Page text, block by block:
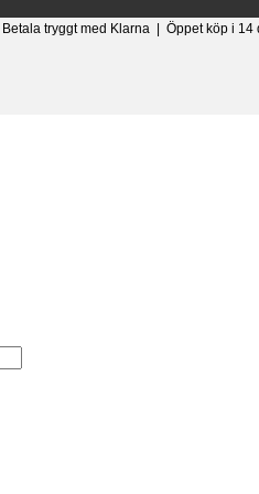
Betala tryggt med Klarna | Öppet köp i 14